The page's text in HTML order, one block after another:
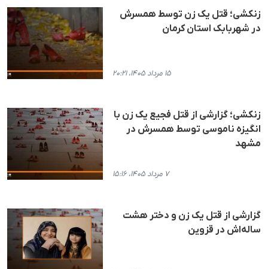
زنکشی؛ قتل یک زن توسط همسرش
در شهربابک استان کرمان
۱۵ مرداد ۱۴۰۵، ۲۰:۲۱
زنکشی؛ گزارشی از قتل فجیع یک زن با
انگیزه ناموسی توسط همسرش در
مشهد
۷ مرداد ۱۴۰۵، ۱۵:۱۶
گزارشی از قتل یک زن و دختر هشت
ساله‌اش در قزوین